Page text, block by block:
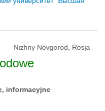
Nizhny Novgorod, Rosja
informacyjne